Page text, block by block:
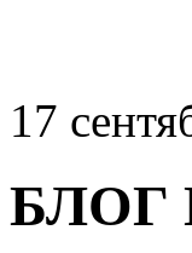
17
БЛОГ